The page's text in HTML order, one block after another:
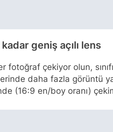
geniş açılı lens
fotoğraf çekiyor olun,
daha fazla görüntü
(16:9 en/boy oranı)